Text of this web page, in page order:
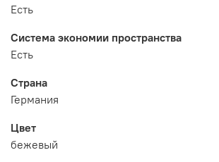
Есть
Система экономии пространства
Есть
Страна
Германия
Цвет
бежевый